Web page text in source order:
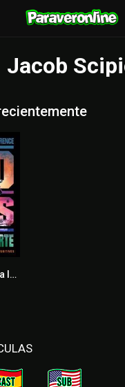
Jacob
6.8Bad Boys: Hasta la muerte